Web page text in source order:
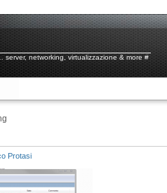
networking, virtualizzazione & more #
Protasi